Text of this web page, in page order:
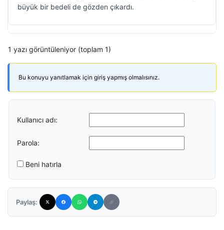
büyük bir bedeli de gözden çıkardı.
1 yazı görüntüleniyor (toplam 1)
Bu konuyu yanıtlamak için giriş yapmış olmalısınız.
Kullanıcı adı:
Parola:
Beni hatırla
Paylaş: